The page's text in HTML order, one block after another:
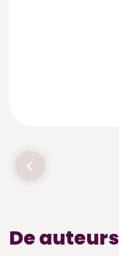
De auteurs